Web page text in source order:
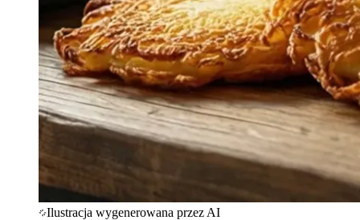
Ilustracja wygenerowana przez AI